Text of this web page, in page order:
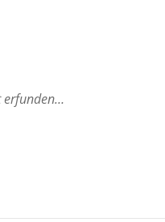
erfunden…